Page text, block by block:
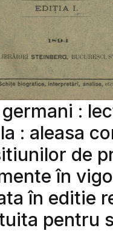
:
: aleasa
de
în
în editie
pentru